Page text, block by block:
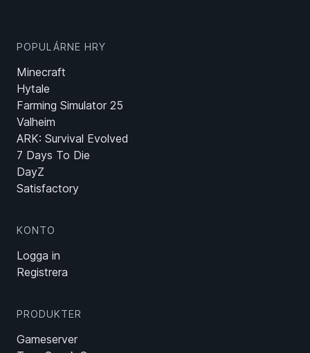
POPULÁRNE HRY
Minecraft
Hytale
Farming Simulator 25
Valheim
ARK: Survival Evolved
7 Days To Die
DayZ
Satisfactory
KONTO
Logga in
Registrera
PRODUKTER
Gameserver